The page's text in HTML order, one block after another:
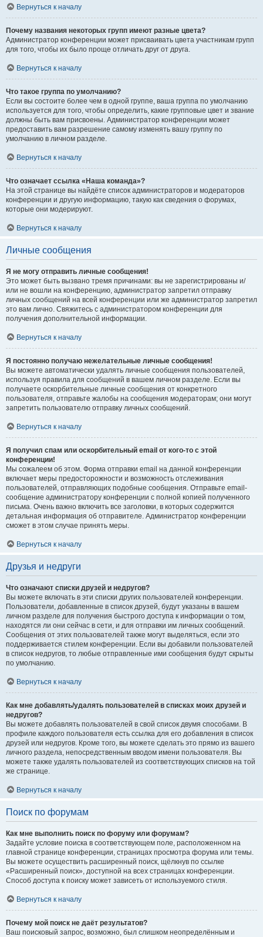
Вернуться к началу
Почему названия некоторых групп имеют разные цвета?
Администратор конференции может присваивать цвета участникам групп
для того, чтобы их было проще отличать друг от друга.
Вернуться к началу
Что такое группа по умолчанию?
Если вы состоите более чем в одной группе, ваша группа по умолчанию
используется для того, чтобы определить, какие групповые цвет и звание
должны быть вам присвоены. Администратор конференции может
предоставить вам разрешение самому изменять вашу группу по
умолчанию в личном разделе.
Вернуться к началу
Что означает ссылка «Наша команда»?
На этой странице вы найдёте список администраторов и модераторов
конференции и другую информацию, такую как сведения о форумах,
которые они модерируют.
Вернуться к началу
Личные сообщения
Я не могу отправить личные сообщения!
Это может быть вызвано тремя причинами: вы не зарегистрированы и/
или не вошли на конференцию, администратор запретил отправку
личных сообщений на всей конференции или же администратор запретил
это вам лично. Свяжитесь с администратором конференции для
получения дополнительной информации.
Вернуться к началу
Я постоянно получаю нежелательные личные сообщения!
Вы можете автоматически удалять личные сообщения пользователей,
используя правила для сообщений в вашем личном разделе. Если вы
получаете оскорбительные личные сообщения от конкретного
пользователя, отправьте жалобы на сообщения модераторам; они могут
запретить пользователю отправку личных сообщений.
Вернуться к началу
Я получил спам или оскорбительный email от кого-то с этой
конференции!
Мы сожалеем об этом. Форма отправки email на данной конференции
включает меры предосторожности и возможность отслеживания
пользователей, отправляющих подобные сообщения. Отправьте email-
сообщение администратору конференции с полной копией полученного
письма. Очень важно включить все заголовки, в которых содержится
детальная информация об отправителе. Администратор конференции
сможет в этом случае принять меры.
Вернуться к началу
Друзья и недруги
Что означают списки друзей и недругов?
Вы можете включать в эти списки других пользователей конференции.
Пользователи, добавленные в список друзей, будут указаны в вашем
личном разделе для получения быстрого доступа к информации о том,
находятся ли они сейчас в сети, и для отправки им личных сообщений.
Сообщения от этих пользователей также могут выделяться, если это
поддерживается стилем конференции. Если вы добавили пользователей
в список недругов, то любые отправленные ими сообщения будут скрыты
по умолчанию.
Вернуться к началу
Как мне добавлять/удалять пользователей в списках моих друзей и
недругов?
Вы можете добавлять пользователей в свой список двумя способами. В
профиле каждого пользователя есть ссылка для его добавления в список
друзей или недругов. Кроме того, вы можете сделать это прямо из вашего
личного раздела, непосредственным вводом имени пользователя. Вы
можете также удалять пользователей из соответствующих списков на той
же странице.
Вернуться к началу
Поиск по форумам
Как мне выполнить поиск по форуму или форумам?
Задайте условие поиска в соответствующем поле, расположенном на
главной странице конференции, страницах просмотра форума или темы.
Вы можете осуществить расширенный поиск, щёлкнув по ссылке
«Расширенный поиск», доступной на всех страницах конференции.
Способ доступа к поиску может зависеть от используемого стиля.
Вернуться к началу
Почему мой поиск не даёт результатов?
Ваш поисковый запрос, возможно, был слишком неопределённым и